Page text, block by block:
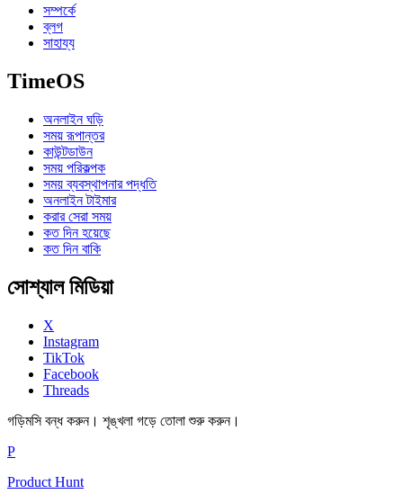
সম্পর্কে
ব্লগ
সাহায্য
TimeOS
অনলাইন ঘড়ি
সময় রূপান্তর
কাউন্টডাউন
সময় পরিকল্পক
সময় ব্যবস্থাপনার পদ্ধতি
অনলাইন টাইমার
করার সেরা সময়
কত দিন হয়েছে
কত দিন বাকি
সোশ্যাল মিডিয়া
X
Instagram
TikTok
Facebook
Threads
গড়িমসি বন্ধ করুন। শৃঙ্খলা গড়ে তোলা শুরু করুন।
P
Product Hunt